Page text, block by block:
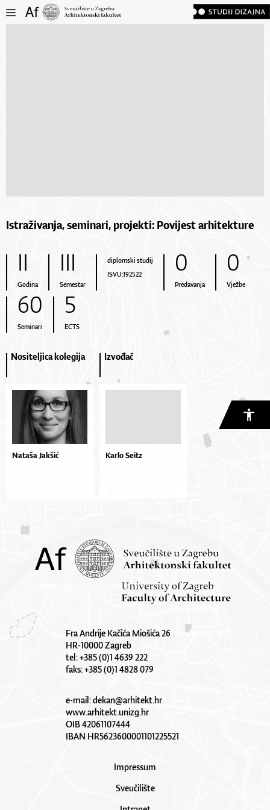
Istraživanja, seminari, projekti: Povijest arhitekture
II
Godina
III
Semestar
diplomski studij
ISVU:192522
0
Predavanja
0
Vježbe
60
Seminari
5
ECTS
Nositeljica kolegija
Nataša Jakšić
Izvođač
Karlo Seitz
Fra Andrije Kačića Miošića 26
HR-10000 Zagreb
tel: +385 (0)1 4639 222
faks: +385 (0)1 4828 079
e-mail:dekan@arhitekt.hr
www.arhitekt.unizg.hr
OIB 42061107444
IBAN HR5623600001101225521
Impressum
Sveučilište